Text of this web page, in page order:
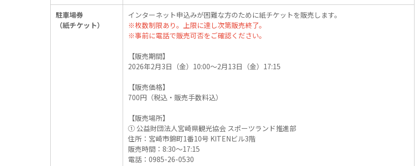
駐車場券
（紙チケット）
インターネット申込みが困難な方のために紙チケットを販売します。
※枚数制限あり。上限に達し次第販売終了。
※事前に電話で販売可否をご確認ください。
【販売期間】
2026年2月3日（金）10:00～2月13日（金）17:15
【販売価格】
700円（税込・販売手数料込）
【販売場所】
① 公益財団法人宮崎県観光協会 スポーツランド推進部
住所：宮崎市錦町1番10号 KITENビル3階
販売時間：8:30～17:15
電話：0985-26-0530